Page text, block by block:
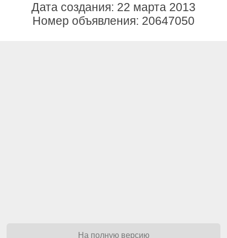
Дата создания: 22 марта 2013
Номер объявления: 20647050
На полную версию